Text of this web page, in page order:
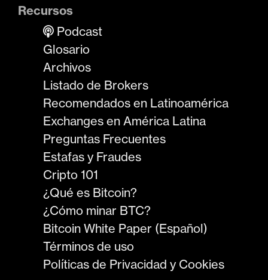
Recursos
Podcast
Glosario
Archivos
Listado de Brokers
Recomendados en Latinoamérica
Exchanges en América Latina
Preguntas Frecuentes
Estafas y Fraudes
Cripto 101
¿Qué es Bitcoin?
¿Cómo minar BTC?
Bitcoin White Paper (Español)
Términos de uso
Políticas de Privacidad y Cookies